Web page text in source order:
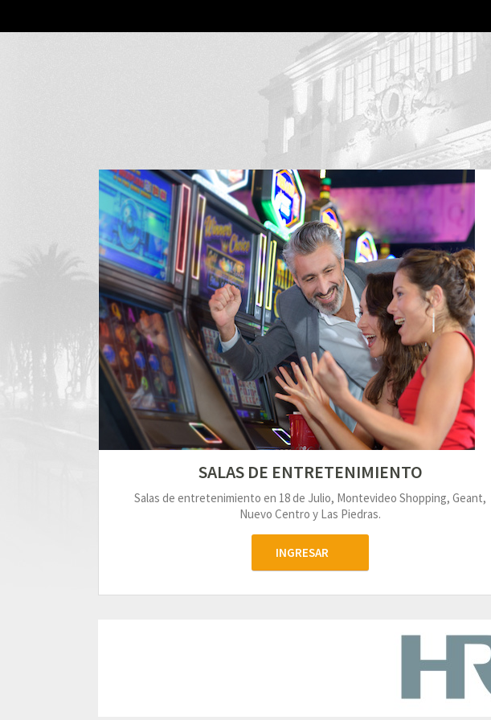
SALAS DE ENTRETENIMIENTO
Salas de entretenimiento en 18 de Julio, Montevideo Shopping, Geant,
Nuevo Centro y Las Piedras.
INGRESAR